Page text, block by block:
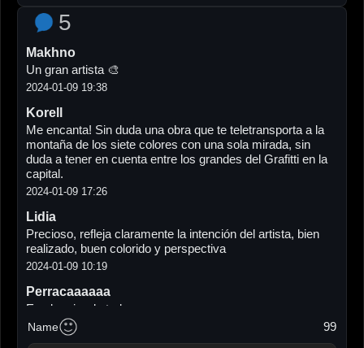
5
Makhno
Un gran artista 🎨
2024-01-09 19:38
Korell
Me encanta! Sin duda una obra que te teletransporta a la
montaña de los siete colores con una sola mirada, sin
duda a tener en cuenta entre los grandes del Grafitti en la
capital.
2024-01-09 17:26
Lidia
Precioso, refleja claramente la intención del artista, bien
realizado, buen colorido y perspectiva
2024-01-09 10:19
Perracaaaaaa
Es el mejor de todosssss♥️
Te quiero hermanito
2024-01-09 07:53
Name 99